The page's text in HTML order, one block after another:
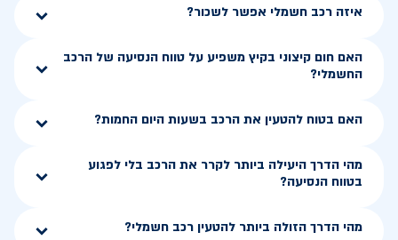
איזה רכב חשמלי אפשר לשכור?
האם חום קיצוני בקיץ משפיע על טווח הנסיעה של הרכב
החשמלי?
האם בטוח להטעין את הרכב בשעות היום החמות?
מהי הדרך היעילה ביותר לקרר את הרכב בלי לפגוע
בטווח הנסיעה?
מהי הדרך הזולה ביותר להטעין רכב חשמלי?